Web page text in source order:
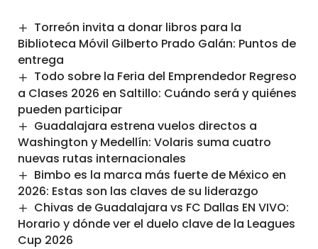
Torreón invita a donar libros para la
Biblioteca Móvil Gilberto Prado Galán: Puntos de
entrega
Todo sobre la Feria del Emprendedor Regreso
a Clases 2026 en Saltillo: Cuándo será y quiénes
pueden participar
Guadalajara estrena vuelos directos a
Washington y Medellín: Volaris suma cuatro
nuevas rutas internacionales
Bimbo es la marca más fuerte de México en
2026: Estas son las claves de su liderazgo
Chivas de Guadalajara vs FC Dallas EN VIVO:
Horario y dónde ver el duelo clave de la Leagues
Cup 2026